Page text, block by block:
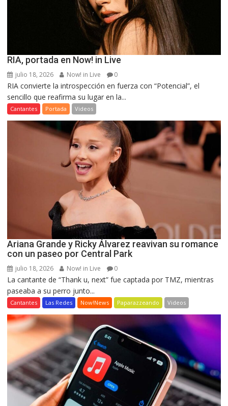
RIA, portada en Now! in Live
julio 18, 2026 Now! in Live 0
RIA convierte la introspección en fuerza con “Potencial”, el
sencillo que reafirma su lugar en la...
Cantantes Portada Videos
Ariana Grande y Ricky Álvarez reavivan su romance
con un paseo por Central Park
julio 18, 2026 Now! in Live 0
La cantante de “Thank u, next” fue captada por TMZ, mientras
paseaba a su perro junto...
Cantantes Las Redes Now!News Paparazzeando Videos